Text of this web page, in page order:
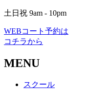
土日祝 9am - 10pm
WEBコート予約は
コチラから
MENU
スクール